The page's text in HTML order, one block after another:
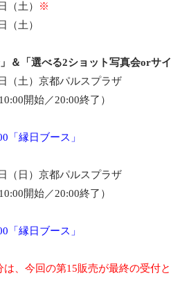
日（土）
※
日（土）
＆「選べる2ショット写真会orサ
日（土）京都パルスプラザ
10:00開始／20:00終了）
「縁日ブース」
日（日）京都パルスプラザ
10:00開始／20:00終了）
「縁日ブース」
は、今回の第15販売が最終の受付と